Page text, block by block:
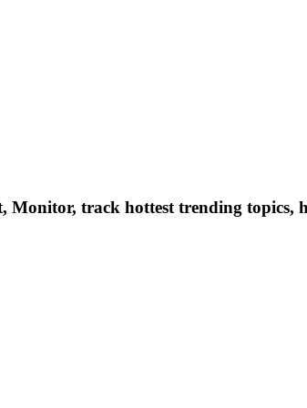
Monitor, track hottest trending topics,